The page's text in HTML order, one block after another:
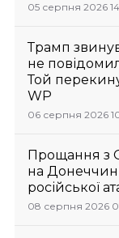
05 серпня 2026
Трамп
не
Той
WP
06 серпня 2026
Прощання з
на
російської
08 серпня 2026